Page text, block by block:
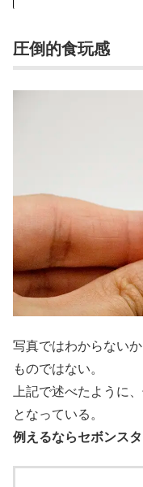
圧倒的食玩感
写真ではわからない
ものではない。
上記で述べたように
となっている。
例えるならセボンスタ